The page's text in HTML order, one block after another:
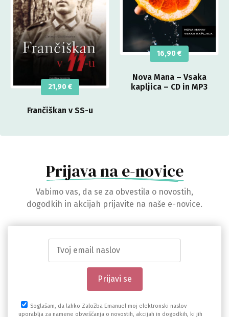
Frančiškan v SS-u
21,90 €
Nova Mana – Vsaka
kapljica – CD in MP3
16,90 €
Prijava na e-novice
Vabimo vas, da se za obvestila o novostih,
dogodkih in akcijah prijavite na naše e-novice.
Soglašam, da lahko Založba Emanuel moj elektronski naslov
uporablja za namene obveščanja o novostih, akcijah in dogodkih, ki jih